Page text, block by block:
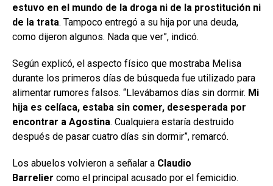
estuvo en el mundo de la droga ni de la prostitución ni
de la trata. Tampoco entregó a su hija por una deuda,
como dijeron algunos. Nada que ver”, indicó.
Según explicó, el aspecto físico que mostraba Melisa
durante los primeros días de búsqueda fue utilizado para
alimentar rumores falsos. “Llevábamos días sin dormir. Mi
hija es celíaca, estaba sin comer, desesperada por
encontrar a Agostina. Cualquiera estaría destruido
después de pasar cuatro días sin dormir”, remarcó.
Los abuelos volvieron a señalar a Claudio
Barrelier como el principal acusado por el femicidio.